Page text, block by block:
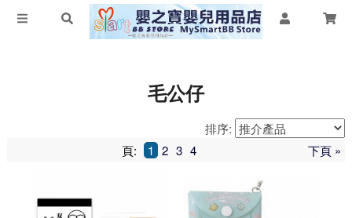
毛公仔
排序:
下頁 »
頁: 1 2 3 4